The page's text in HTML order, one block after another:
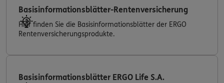
Basisinformationsblätter-Rentenversicherung
Hier finden Sie die Basisinformationsblätter der ERGO
Rentenversicherungsprodukte.
Basisinformationsblätter ERGO Life S.A.